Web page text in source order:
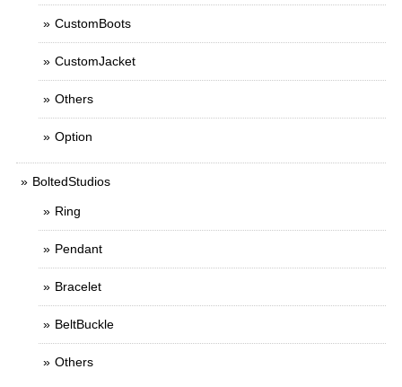
CustomBoots
CustomJacket
Others
Option
BoltedStudios
Ring
Pendant
Bracelet
BeltBuckle
Others